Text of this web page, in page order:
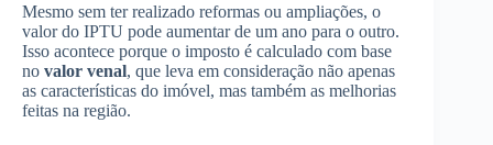
Mesmo sem ter realizado reformas ou ampliações, o
valor do IPTU pode aumentar de um ano para o outro.
Isso acontece porque o imposto é calculado com base
no valor venal, que leva em consideração não apenas
as características do imóvel, mas também as melhorias
feitas na região.